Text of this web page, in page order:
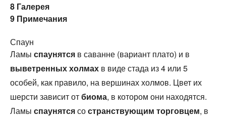
8 Галерея
9 Примечания
Спаун
Ламы спаунятся в саванне (вариант плато) и в
выветренных холмах в виде стада из 4 или 5
особей, как правило, на вершинах холмов. Цвет их
шерсти зависит отбиома, в котором они находятся.
Ламы спаунятсясостранствующим торговцем, в